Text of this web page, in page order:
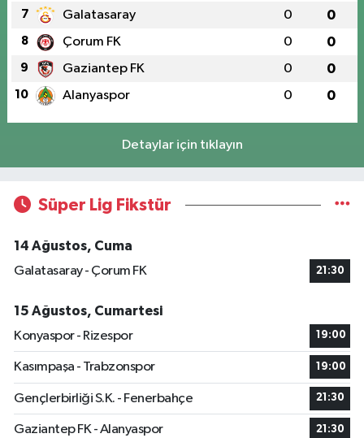
7 Galatasaray 0 0
8 Çorum FK 0 0
9 Gaziantep FK 0 0
10 Alanyaspor 0 0
Detaylar için tıklayın
Süper Lig Fikstür
14 Ağustos, Cuma
Galatasaray - Çorum FK
21:30
15 Ağustos, Cumartesi
Konyaspor - Rizespor
19:00
Kasımpaşa - Trabzonspor 19:00
Gençlerbirliği S.K. - Fenerbahçe 21:30
Gaziantep FK - Alanyaspor 21:30